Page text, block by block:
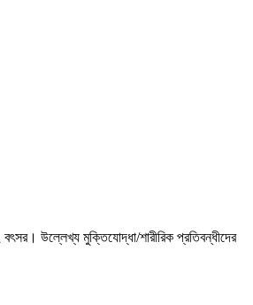
উল্লেখ্য মুক্তিযােদ্ধা/শারীরিক প্রতিবন্ধীদের